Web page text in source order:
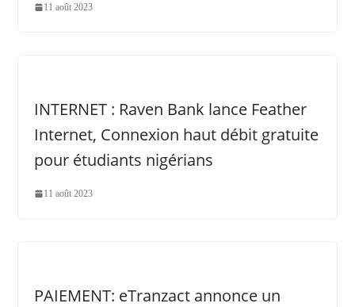
11 août 2023
INTERNET : Raven Bank lance Feather
Internet, Connexion haut débit gratuite
pour étudiants nigérians
11 août 2023
PAIEMENT: eTranzact annonce un